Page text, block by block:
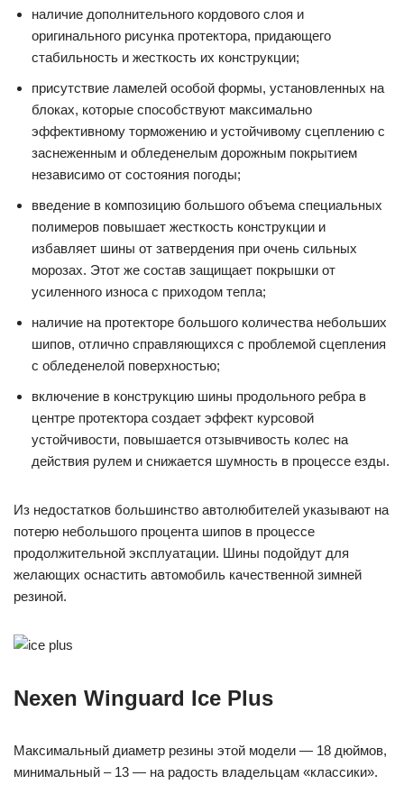
наличие дополнительного кордового слоя и
оригинального рисунка протектора, придающего
стабильность и жесткость их конструкции;
присутствие ламелей особой формы, установленных на
блоках, которые способствуют максимально
эффективному торможению и устойчивому сцеплению с
заснеженным и обледенелым дорожным покрытием
независимо от состояния погоды;
введение в композицию большого объема специальных
полимеров повышает жесткость конструкции и
избавляет шины от затвердения при очень сильных
морозах. Этот же состав защищает покрышки от
усиленного износа с приходом тепла;
наличие на протекторе большого количества небольших
шипов, отлично справляющихся с проблемой сцепления
с обледенелой поверхностью;
включение в конструкцию шины продольного ребра в
центре протектора создает эффект курсовой
устойчивости, повышается отзывчивость колес на
действия рулем и снижается шумность в процессе езды.
Из недостатков большинство автолюбителей указывают на
потерю небольшого процента шипов в процессе
продолжительной эксплуатации. Шины подойдут для
желающих оснастить автомобиль качественной зимней
резиной.
Nexen Winguard Ice Plus
Максимальный диаметр резины этой модели — 18 дюймов,
минимальный – 13 — на радость владельцам «классики».